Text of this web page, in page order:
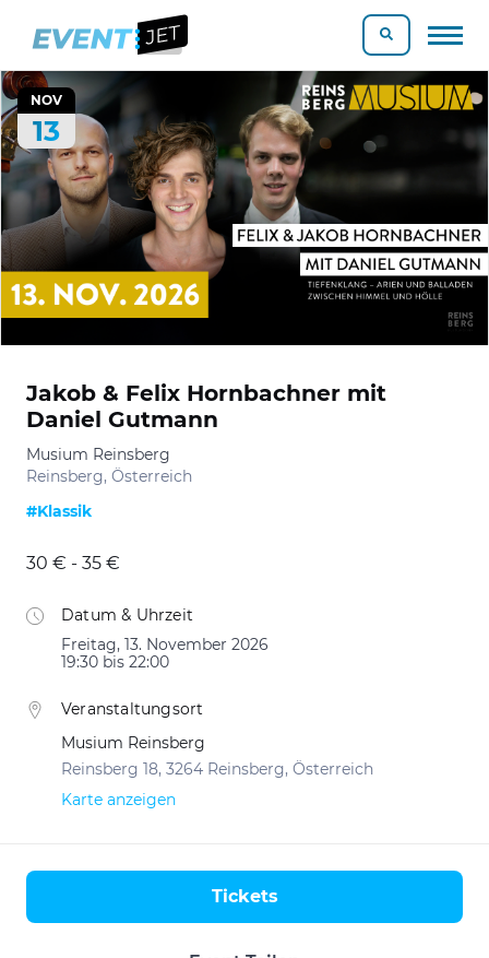
NOV
13
Jakob & Felix Hornbachner mit
Daniel Gutmann
Musium Reinsberg
Reinsberg, Österreich
#Klassik
30 € - 35 €
Datum & Uhrzeit
Freitag, 13. November 2026
19:30 bis 22:00
Veranstaltungsort
Musium Reinsberg
Reinsberg 18, 3264 Reinsberg, Österreich
Karte anzeigen
Tickets